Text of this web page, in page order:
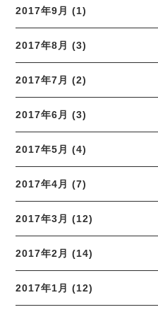
2017年9月 (1)
2017年8月 (3)
2017年7月 (2)
2017年6月 (3)
2017年5月 (4)
2017年4月 (7)
2017年3月 (12)
2017年2月 (14)
2017年1月 (12)